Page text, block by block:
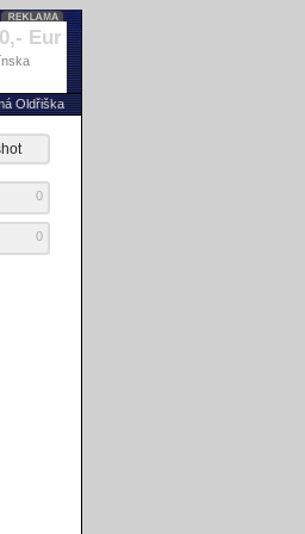
Eur
Oldřiška
0
0